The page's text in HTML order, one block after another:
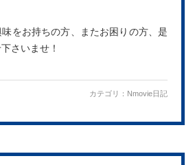
をお持ちの方、またお困りの方、是
さいませ！
カテゴリ： Nmovie日記